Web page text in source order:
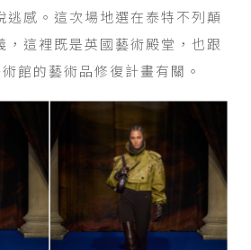
逃感。這次場地選在泰特不列顛
，這裡既是英國藝術殿堂，也跟
館的藝術品修復計畫有關。